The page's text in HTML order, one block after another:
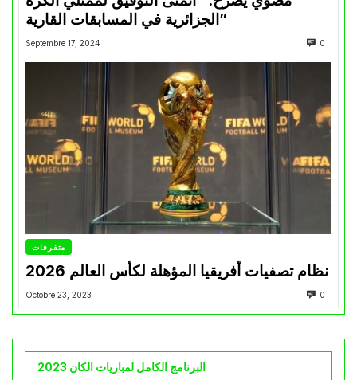
الجزائرية في المسابقات القارية”
Septembre 17, 2024 0
متفرقات
نظام تصفيات أفريقيا المؤهلة لكأس العالم 2026
Octobre 23, 2023 0
البرنامج الكامل لمباريات الكان 2023